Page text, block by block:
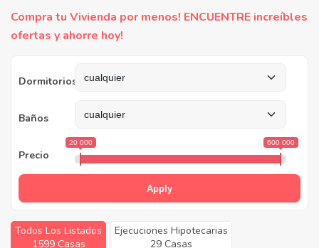
comprar por menos? Ahorra en grande y compra casas
reposeídas en el Condado de Monmouth, NJ.
Compra tu Vivienda por menos! ENCUENTRE increíbles
ofertas y ahorre hoy!
Dormitorios
Baños
Precio
20 000 600 000
Apply
Todos Los Listados
1599 Casas
Ejecuciones Hipotecarias
29 Casas